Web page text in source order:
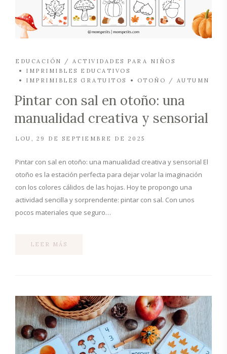
EDUCACIÓN / ACTIVIDADES PARA NIÑOS
IMPRIMIBLES EDUCATIVOS
IMPRIMIBLES GRATUITOS
OTOÑO / AUTUMN
Pintar con sal en otoño: una
manualidad creativa y sensorial
LOU 29 DE SEPTIEMBRE DE 2025
Pintar con sal en otoño: una manualidad creativa y sensorial El
otoño es la estación perfecta para dejar volar la imaginación
con los colores cálidos de las hojas. Hoy te propongo una
actividad sencilla y sorprendente: pintar con sal. Con unos
pocos materiales que seguro…
LEER MÁS